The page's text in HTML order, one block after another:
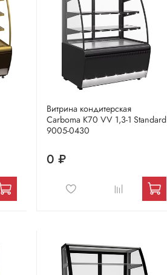
Витрина кондитерская
Carboma K70 VV 1,3-1 Standard
9005-0430
0 ₽